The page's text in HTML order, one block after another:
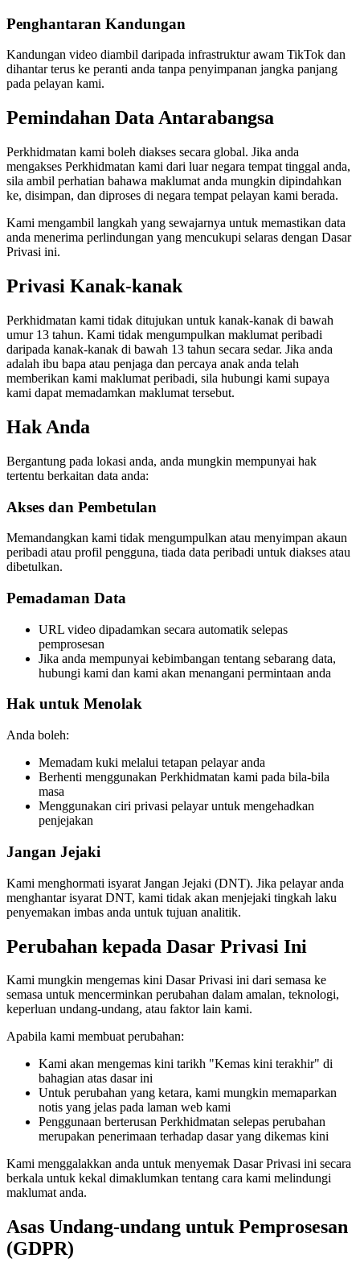
Penghantaran Kandungan
Kandungan video diambil daripada infrastruktur awam TikTok dan
dihantar terus ke peranti anda tanpa penyimpanan jangka panjang
pada pelayan kami.
Pemindahan Data Antarabangsa
Perkhidmatan kami boleh diakses secara global. Jika anda
mengakses Perkhidmatan kami dari luar negara tempat tinggal anda,
sila ambil perhatian bahawa maklumat anda mungkin dipindahkan
ke, disimpan, dan diproses di negara tempat pelayan kami berada.
Kami mengambil langkah yang sewajarnya untuk memastikan data
anda menerima perlindungan yang mencukupi selaras dengan Dasar
Privasi ini.
Privasi Kanak-kanak
Perkhidmatan kami tidak ditujukan untuk kanak-kanak di bawah
umur 13 tahun. Kami tidak mengumpulkan maklumat peribadi
daripada kanak-kanak di bawah 13 tahun secara sedar. Jika anda
adalah ibu bapa atau penjaga dan percaya anak anda telah
memberikan kami maklumat peribadi, sila hubungi kami supaya
kami dapat memadamkan maklumat tersebut.
Hak Anda
Bergantung pada lokasi anda, anda mungkin mempunyai hak
tertentu berkaitan data anda:
Akses dan Pembetulan
Memandangkan kami tidak mengumpulkan atau menyimpan akaun
peribadi atau profil pengguna, tiada data peribadi untuk diakses atau
dibetulkan.
Pemadaman Data
URL video dipadamkan secara automatik selepas
pemprosesan
Jika anda mempunyai kebimbangan tentang sebarang data,
hubungi kami dan kami akan menangani permintaan anda
Hak untuk Menolak
Anda boleh:
Memadam kuki melalui tetapan pelayar anda
Berhenti menggunakan Perkhidmatan kami pada bila-bila
masa
Menggunakan ciri privasi pelayar untuk mengehadkan
penjejakan
Jangan Jejaki
Kami menghormati isyarat Jangan Jejaki (DNT). Jika pelayar anda
menghantar isyarat DNT, kami tidak akan menjejaki tingkah laku
penyemakan imbas anda untuk tujuan analitik.
Perubahan kepada Dasar Privasi Ini
Kami mungkin mengemas kini Dasar Privasi ini dari semasa ke
semasa untuk mencerminkan perubahan dalam amalan, teknologi,
keperluan undang-undang, atau faktor lain kami.
Apabila kami membuat perubahan:
Kami akan mengemas kini tarikh "Kemas kini terakhir" di
bahagian atas dasar ini
Untuk perubahan yang ketara, kami mungkin memaparkan
notis yang jelas pada laman web kami
Penggunaan berterusan Perkhidmatan selepas perubahan
merupakan penerimaan terhadap dasar yang dikemas kini
Kami menggalakkan anda untuk menyemak Dasar Privasi ini secara
berkala untuk kekal dimaklumkan tentang cara kami melindungi
maklumat anda.
Asas Undang-undang untuk Pemprosesan
(GDPR)